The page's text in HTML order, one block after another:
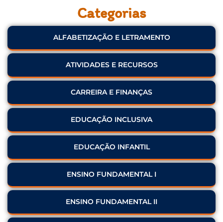
Categorias
ALFABETIZAÇÃO E LETRAMENTO
ATIVIDADES E RECURSOS
CARREIRA E FINANÇAS
EDUCAÇÃO INCLUSIVA
EDUCAÇÃO INFANTIL
ENSINO FUNDAMENTAL I
ENSINO FUNDAMENTAL II